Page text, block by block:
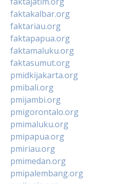
faktakalbar.org
faktariau.org
faktapapua.org
faktamaluku.org
faktasumut.org
pmidkijakarta.org
pmibali.org
pmijambi.org
pmigorontalo.org
pmimaluku.org
pmipapua.org
pmiriau.org
pmimedan.org
pmipalembang.org